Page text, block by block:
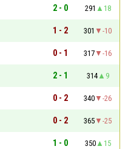
2 - 0 291
18
1 - 2 301
-10
0 - 1 317
-16
2 - 1 314
9
0 - 2 340
-26
0 - 2 365
-25
1 - 0 350
15